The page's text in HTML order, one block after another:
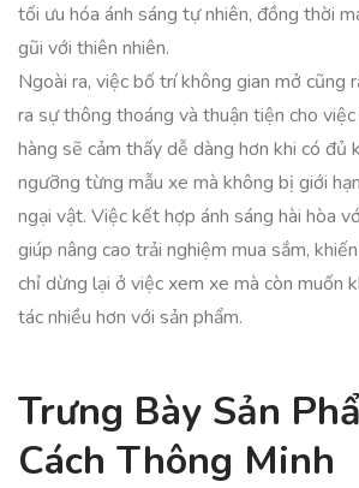
tối ưu hóa ánh sáng tự nhiên, đồng thời
gũi với thiên nhiên.
Ngoài ra, việc bố trí không gian mở cũng
ra sự thông thoáng và thuận tiện cho việc
hàng sẽ cảm thấy dễ dàng hơn khi có đủ
ngưỡng từng mẫu xe mà không bị giới
ngại vật. Việc kết hợp ánh sáng hài hòa
giúp nâng cao trải nghiệm mua sắm,
chỉ dừng lại ở việc xem xe mà còn muốn
tác nhiều hơn với sản phẩm.
Trưng Bày Sản
Cách Thông Minh